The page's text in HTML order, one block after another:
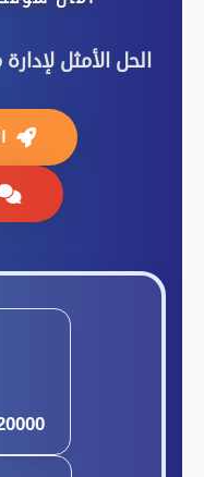
الحل الأمثل
20000+ - عميل